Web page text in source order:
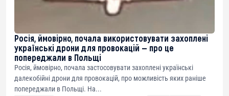
Росія, ймовірно, почала використовувати захоплені
українські дрони для провокацій — про це
попереджали в Польщі
Росія, ймовірно, почала застосовувати захоплені українські
далекобійні дрони для провокацій, про можливість яких раніше
попереджали в Польщі. На...